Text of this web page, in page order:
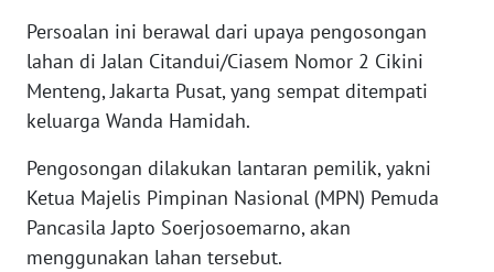
Persoalan ini berawal dari upaya pengosongan
lahan di Jalan Citandui/Ciasem Nomor 2 Cikini
Menteng, Jakarta Pusat, yang sempat ditempati
keluarga Wanda Hamidah.
Pengosongan dilakukan lantaran pemilik, yakni
Ketua Majelis Pimpinan Nasional (MPN) Pemuda
Pancasila Japto Soerjosoemarno, akan
menggunakan lahan tersebut.
TENTANG
KAMI
PEDOMAN
SIBER
REDAKSI